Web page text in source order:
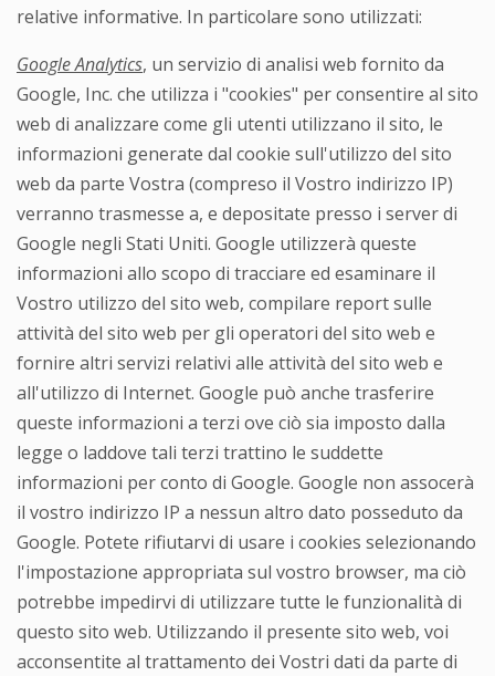
relative informative. In particolare sono utilizzati:
Google Analytics, un servizio di analisi web fornito da
Google, Inc. che utilizza i "cookies" per consentire al sito
web di analizzare come gli utenti utilizzano il sito, le
informazioni generate dal cookie sull'utilizzo del sito
web da parte Vostra (compreso il Vostro indirizzo IP)
verranno trasmesse a, e depositate presso i server di
Google negli Stati Uniti. Google utilizzerà queste
informazioni allo scopo di tracciare ed esaminare il
Vostro utilizzo del sito web, compilare report sulle
attività del sito web per gli operatori del sito web e
fornire altri servizi relativi alle attività del sito web e
all'utilizzo di Internet. Google può anche trasferire
queste informazioni a terzi ove ciò sia imposto dalla
legge o laddove tali terzi trattino le suddette
informazioni per conto di Google. Google non assocerà
il vostro indirizzo IP a nessun altro dato posseduto da
Google. Potete rifiutarvi di usare i cookies selezionando
l'impostazione appropriata sul vostro browser, ma ciò
potrebbe impedirvi di utilizzare tutte le funzionalità di
questo sito web. Utilizzando il presente sito web, voi
acconsentite al trattamento dei Vostri dati da parte di